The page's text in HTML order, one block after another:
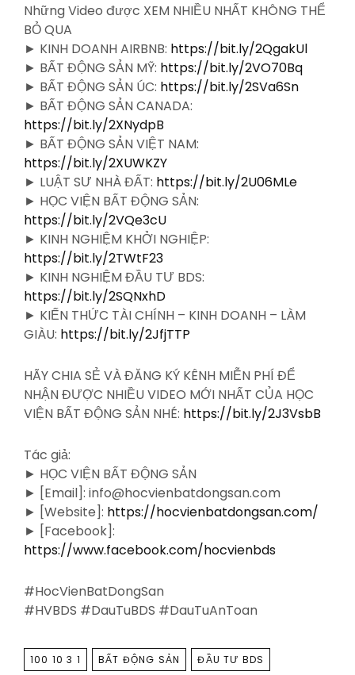
Những Video được XEM NHIỀU NHẤT KHÔNG THỂ
BỎ QUA
► KINH DOANH AIRBNB: https://bit.ly/2QgakUl
► BẤT ĐỘNG SẢN MỸ: https://bit.ly/2VO70Bq
► BẤT ĐỘNG SẢN ÚC: https://bit.ly/2SVa6Sn
► BẤT ĐỘNG SẢN CANADA:
https://bit.ly/2XNydpB
► BẤT ĐỘNG SẢN VIỆT NAM:
https://bit.ly/2XUWKZY
► LUẬT SƯ NHÀ ĐẤT: https://bit.ly/2U06MLe
► HỌC VIỆN BẤT ĐỘNG SẢN:
https://bit.ly/2VQe3cU
► KINH NGHIỆM KHỞI NGHIỆP:
https://bit.ly/2TWtF23
► KINH NGHIỆM ĐẦU TƯ BDS:
https://bit.ly/2SQNxhD
► KIẾN THỨC TÀI CHÍNH – KINH DOANH – LÀM
GIÀU: https://bit.ly/2JfjTTP
HÃY CHIA SẺ VÀ ĐĂNG KÝ KÊNH MIỄN PHÍ ĐỂ
NHẬN ĐƯỢC NHIỀU VIDEO MỚI NHẤT CỦA HỌC
VIỆN BẤT ĐỘNG SẢN NHÉ: https://bit.ly/2J3VsbB
Tác giả:
► HỌC VIỆN BẤT ĐỘNG SẢN
► [Email]: info@hocvienbatdongsan.com
► [Website]: https://hocvienbatdongsan.com/
► [Facebook]:
https://www.facebook.com/hocvienbds
#HocVienBatDongSan
#HVBDS #DauTuBDS #DauTuAnToan
TAGS
100 10 3 1 BẤT ĐỘNG SẢN ĐẦU TƯ BDS